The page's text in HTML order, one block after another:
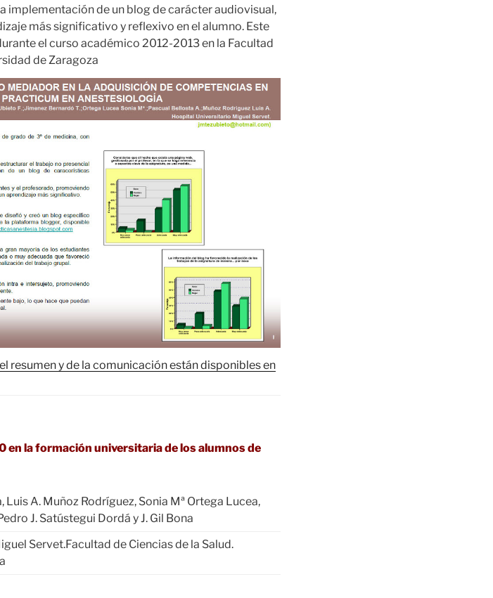
implementación de un blog de carácter audiovisual,
más significativo y reflexivo en el alumno. Este
el curso académico 2012-2013 en la Facultad
de Zaragoza
resumen y de la comunicación están disponibles en
en la formación universitaria de los alumnos de
Luis A. Muñoz Rodríguez, Sonia Mª Ortega Lucea,
J. Satústegui Dordá y J. Gil Bona
Servet.Facultad de Ciencias de la Salud.